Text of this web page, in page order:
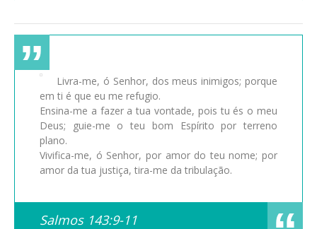
Livra-me, ó Senhor, dos meus inimigos; porque
em ti é que eu me refugio.
Ensina-me a fazer a tua vontade, pois tu és o meu
Deus; guie-me o teu bom Espírito por terreno
plano.
Vivifica-me, ó Senhor, por amor do teu nome; por
amor da tua justiça, tira-me da tribulação.
Salmos 143:9-11